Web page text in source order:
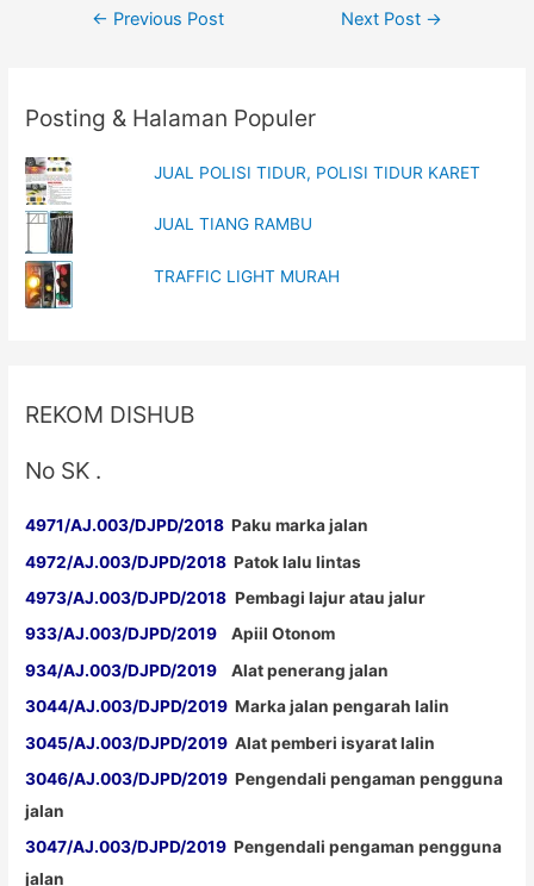
d
o
Post
← Previous Post Next Post →
Posting & Halaman Populer
JUAL POLISI TIDUR, POLISI TIDUR KARET
JUAL TIANG RAMBU
TRAFFIC LIGHT MURAH
REKOM DISHUB
No SK .
4971/AJ.003/DJPD/2018 Paku marka jalan
4972/AJ.003/DJPD/2018 Patok lalu lintas
4973/AJ.003/DJPD/2018 Pembagi lajur atau jalur
933/AJ.003/DJPD/2019 Apiil Otonom
934/AJ.003/DJPD/2019 Alat penerang jalan
3044/AJ.003/DJPD/2019 Marka jalan pengarah lalin
3045/AJ.003/DJPD/2019 Alat pemberi isyarat lalin
3046/AJ.003/DJPD/2019 Pengendali pengaman pengguna
jalan
3047/AJ.003/DJPD/2019 Pengendali pengaman pengguna
jalan